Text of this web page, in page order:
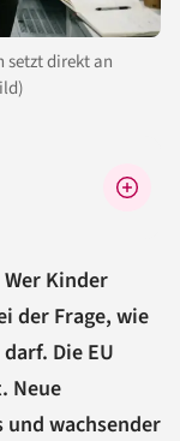
setzt direkt an
Kinder
der Frage, wie
Die EU
Neue
und wachsender